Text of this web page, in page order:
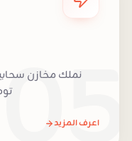
نملك مخازن
اعرف المزيد